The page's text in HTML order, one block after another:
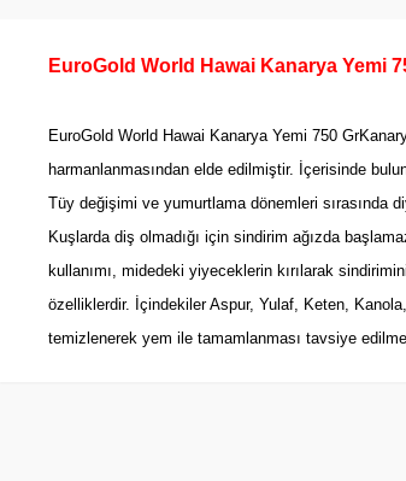
EuroGold World Hawai Kanarya Yemi
EuroGold World Hawai Kanarya Yemi 750
harmanlanmasından elde edilmiştir. İçerisinde
Tüy değişimi ve yumurtlama dönemleri sırasında
Kuşlarda diş olmadığı için sindirim ağızda
kullanımı, midedeki yiyeceklerin kırılarak
özelliklerdir. İçindekiler Aspur, Yulaf, Keten,
temizlenerek yem ile tamamlanması tavsiye